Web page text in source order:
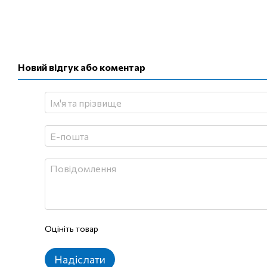
Новий відгук або коментар
Оцініть товар
Надіслати